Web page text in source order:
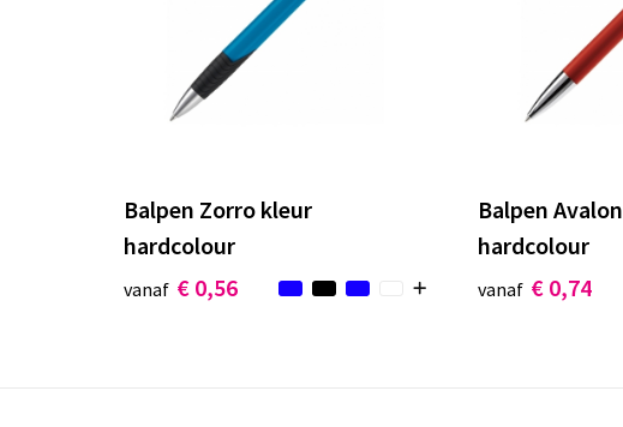
Balpen Zorro kleur
hardcolour
vanaf € 0,56
Balpen
hardcolour
vanaf € 0,74